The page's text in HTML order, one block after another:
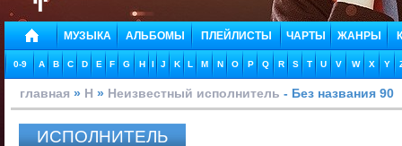
МУЗЫКА АЛЬБОМЫ ПЛЕЙЛИСТЫ ЧАРТЫ ЖАНРЫ
0-9 A B C D E F G H I J K L M N O P Q R S T U V W X Y
главная » Н » Неизвестный исполнитель - Без названия 90
ИСПОЛНИТЕЛЬ